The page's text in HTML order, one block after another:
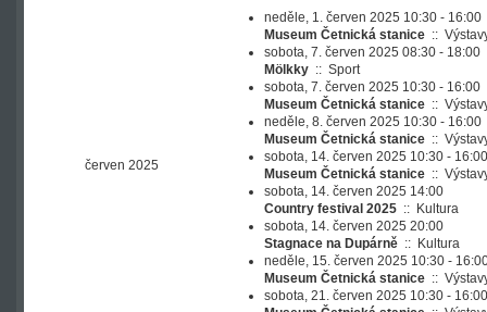
červen 2025
neděle, 1. červen 2025 10:30 - 16:00
Museum Četnická stanice ::
sobota, 7. červen 2025 08:30 - 18:00
Mölkky :: Sport
sobota, 7. červen 2025 10:30 - 16:00
Museum Četnická stanice ::
neděle, 8. červen 2025 10:30 - 16:00
Museum Četnická stanice ::
sobota, 14. červen 2025 10:30 - 16:00
Museum Četnická stanice ::
sobota, 14. červen 2025 14:00
Country festival 2025 :: Kultura
sobota, 14. červen 2025 20:00
Stagnace na Dupárně :: Kultura
neděle, 15. červen 2025 10:30 -
Museum Četnická stanice ::
sobota, 21. červen 2025 10:30 - 16:00